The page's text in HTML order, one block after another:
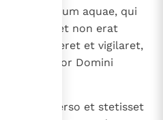
et scyphum aquae, qui
abierunt; et non erat
et intellegeret et vigilaret,
quia sopor Domini
ex adverso et stetisset